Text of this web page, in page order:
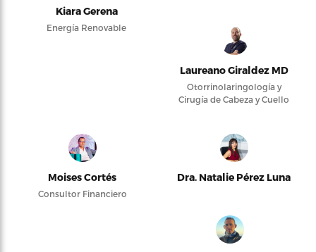
Kiara Gerena
Energía Renovable
Laureano Giraldez MD
Otorrinolaringología y
Cirugía de Cabeza y Cuello
Moises Cortés
Consultor Financiero
Dra. Natalie Pérez Luna